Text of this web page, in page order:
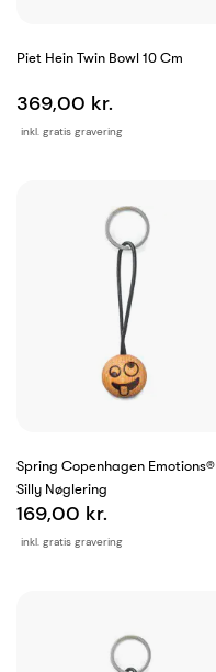
Piet Hein Twin Bowl 10 Cm
inkl. gratis gravering
369,00 kr.
Spring Copenhagen Emotions®
Silly Nøglering
inkl. gratis gravering
169,00 kr.